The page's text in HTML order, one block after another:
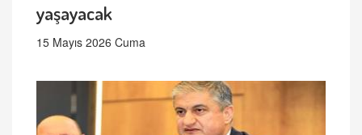
yaşayacak
15 Mayıs 2026 Cuma